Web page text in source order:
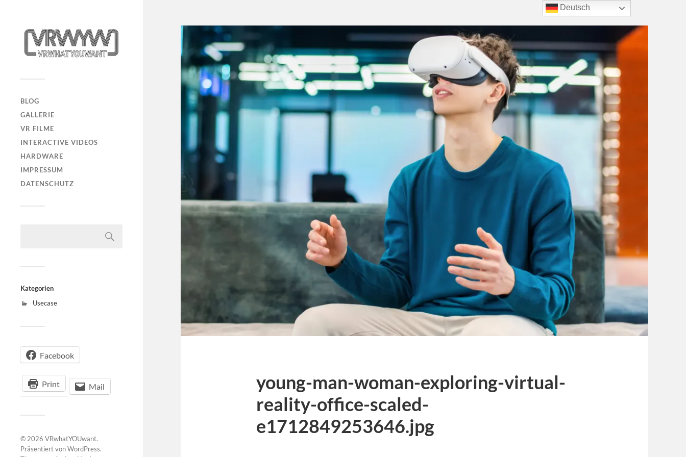
BLOG
GALLERIE
VR FILME
INTERACTIVE VIDEOS
HARDWARE
IMPRESSUM
DATENSCHUTZ
Kategorien
Usecase
Facebook
Print Mail
© 2026 VRwhatYOUwant.
Präsentiert vonWordPress.
young-man-woman-exploring-virtual-
reality-office-scaled-
e1712849253646.jpg
Deutsch